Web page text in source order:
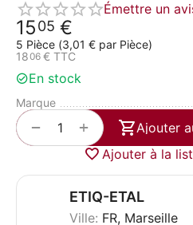
Émettre un
1505 €
5 Pièce (3,01 € par Pièce)
1806 € TTC
En stock
Marque
+
−
Ajouter
Ajouter à la
ETIQ-ETAL
Ville: FR, Marseille